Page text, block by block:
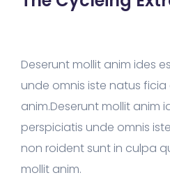
Deserunt mollit anim ides
unde omnis iste natus
anim.Deserunt mollit anim
perspiciatis unde omnis
non roident sunt in culpa
mollit anim.